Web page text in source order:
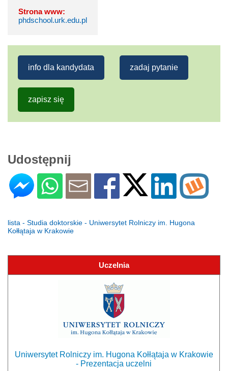
Strona www:
phdschool.urk.edu.pl
info dla kandydata zadaj pytanie
zapisz się
Udostępnij
lista - Studia doktorskie - Uniwersytet Rolniczy im. Hugona
Kołłątaja w Krakowie
Uczelnia
Uniwersytet Rolniczy im. Hugona Kołłątaja w Krakowie
- Prezentacja uczelni